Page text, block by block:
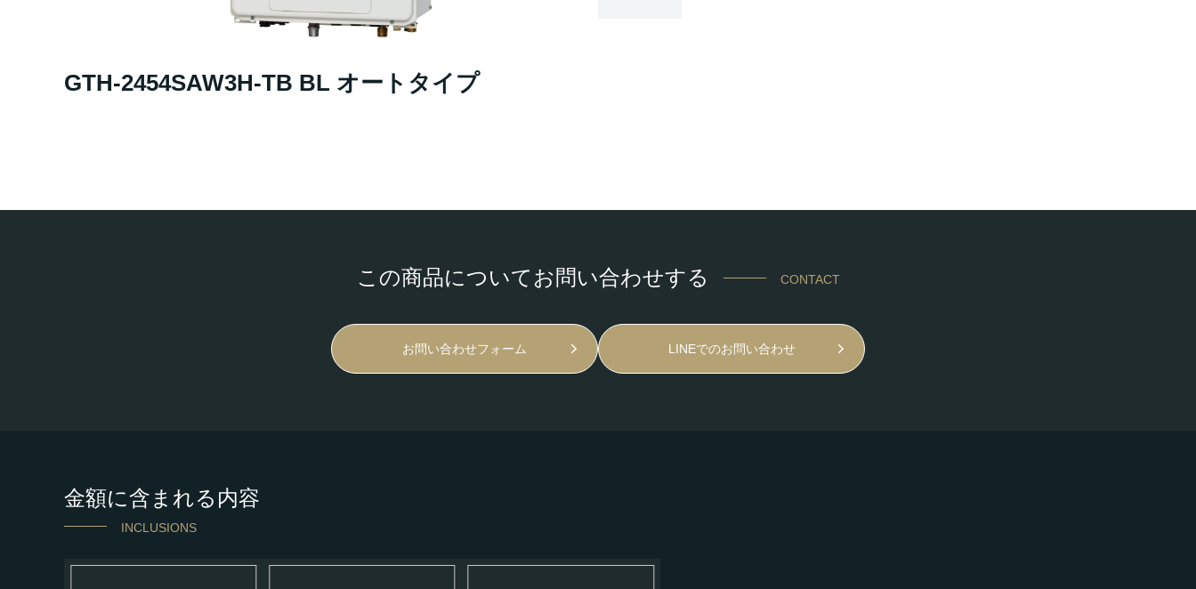
GTH-2454SAW3H-TB BL オートタイプ
この商品についてお問い合わせする CONTACT
お問い合わせフォーム LINEでのお問い合わせ
金額に含まれる内容
INCLUSIONS